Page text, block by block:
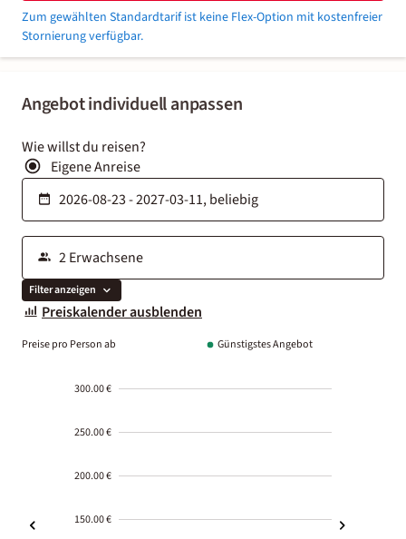
Angebot individuell anpassen
Wie willst du reisen?
Eigene Anreise
Filter anzeigen
Preiskalender ausblenden
Preise pro Person ab Günstigstes Angebot
300.00 €
250.00 €
200.00 €
150.00 €
Zum gewählten Standardtarif ist keine Flex-Option mit kostenfreier
Stornierung verfügbar.